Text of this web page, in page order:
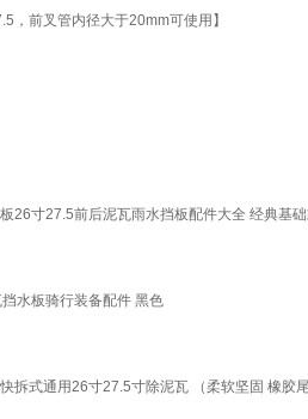
，前叉管内径大于20mm可使用】
26寸27.5前后泥瓦雨水挡板配件大全 经典基
水板骑行装备配件 黑色
拆式通用26寸27.5寸除泥瓦 （柔软坚固 橡胶